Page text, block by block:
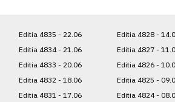
Editia 4835 - 22.06
Editia 4834 - 21.06
Editia 4833 - 20.06
Editia 4832 - 18.06
Editia 4831 - 17.06
Editia 4828 -
Editia 4827 -
Editia 4826 -
Editia 4825 -
Editia 4824 -